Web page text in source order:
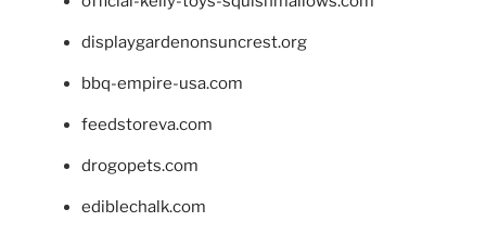
displaygardenonsuncrest.org
bbq-empire-usa.com
feedstoreva.com
drogopets.com
ediblechalk.com